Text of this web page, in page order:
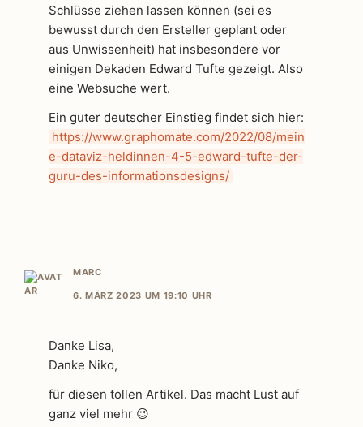
Schlüsse ziehen lassen können (sei es
bewusst durch den Ersteller geplant oder
aus Unwissenheit) hat insbesondere vor
einigen Dekaden Edward Tufte gezeigt. Also
eine Websuche wert.
Ein guter deutscher Einstieg findet sich hier:
https://www.graphomate.com/2022/08/mein
e-dataviz-heldinnen-4-5-edward-tufte-der-
guru-des-informationsdesigns/
MARC
6. MÄRZ 2023 UM 19:10 UHR
Danke Lisa,
Danke Niko,
für diesen tollen Artikel. Das macht Lust auf
ganz viel mehr 😉